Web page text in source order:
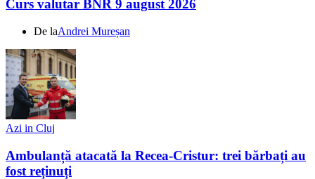
Curs valutar BNR 9 august 2026
De laAndrei Mureșan
Azi in Cluj
Ambulanță atacată la Recea-Cristur: trei bărbați au
fost reținuți